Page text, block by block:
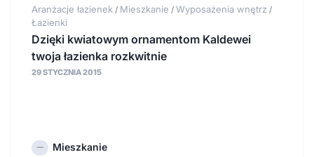
Aranżacje łazienek / Mieszkanie / Wyposażenia wnętrz /
Łazienki
Dzięki kwiatowym ornamentom Kaldewei
twoja łazienka rozkwitnie
29 STYCZNIA 2015
Mieszkanie